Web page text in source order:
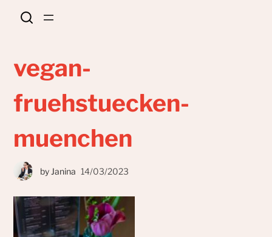
vegan-
fruehstuecken-
muenchen
by Janina 14/03/2023